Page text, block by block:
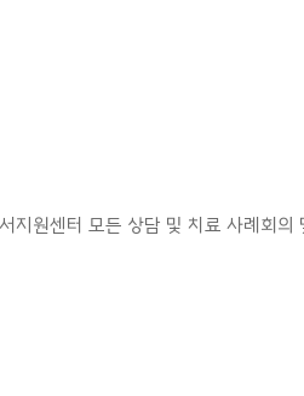
지원센터 모든 상담 및 치료 사례회의